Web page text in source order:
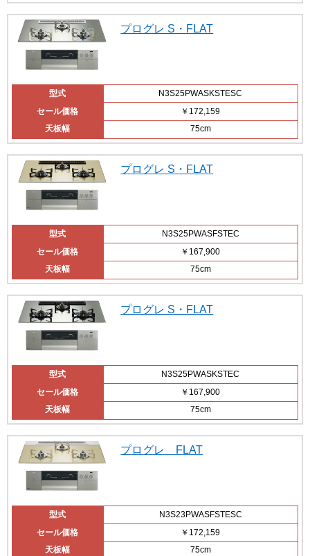
プログレ S・FLAT
型式
N3S25PWASKSTESC
セール価格
￥172,159
天板幅
75cm
プログレ S・FLAT
型式
N3S25PWASFSTEC
セール価格
￥167,900
天板幅
75cm
プログレ S・FLAT
型式
N3S25PWASKSTEC
セール価格
￥167,900
天板幅
75cm
プログレ FLAT
型式
N3S23PWASFSTESC
セール価格
￥172,159
天板幅
75cm